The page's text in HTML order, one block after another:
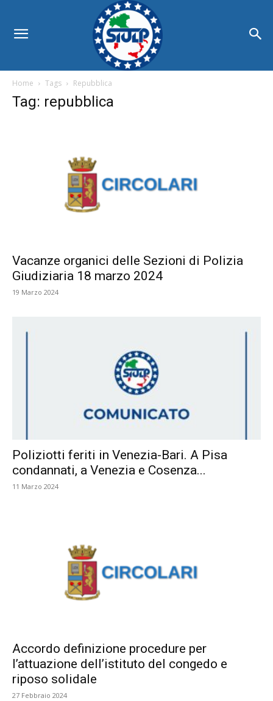
Home Tags Repubblica
Tag: repubblica
Vacanze organici delle Sezioni di Polizia
Giudiziaria 18 marzo 2024
19 Marzo 2024
Poliziotti feriti in Venezia-Bari. A Pisa
condannati, a Venezia e Cosenza...
11 Marzo 2024
Accordo definizione procedure per
l’attuazione dell’istituto del congedo e
riposo solidale
27 Febbraio 2024